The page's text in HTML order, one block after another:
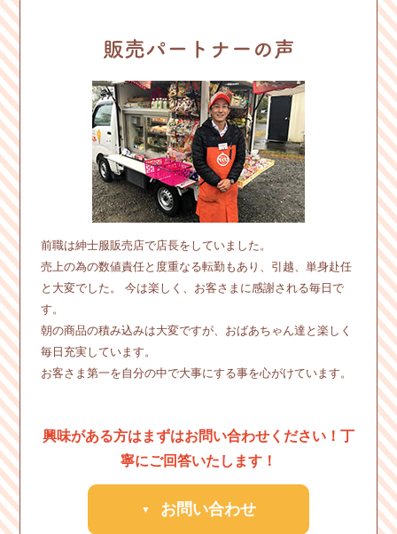
前職は紳士服販売店で店長をしていました。
売上の為の数値責任と度重なる転勤もあり、引越、単身赴任
と大変でした。 今は楽しく、お客さまに感謝される毎日で
す。
朝の商品の積み込みは大変ですが、おばあちゃん達と楽しく
毎日充実しています。
お客さま第一を自分の中で大事にする事を心がけています。
興味がある方はまずはお問い合わせください！丁
寧にご回答いたします！
お問い合わせ